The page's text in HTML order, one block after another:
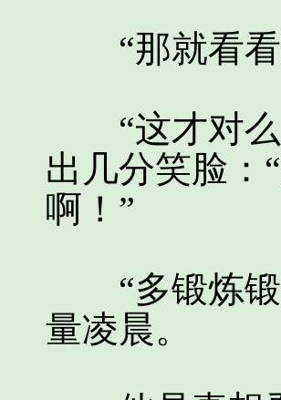
“那就看看
“这才对么
出几分笑脸：
啊！”
“多锻炼锻
量凌晨。